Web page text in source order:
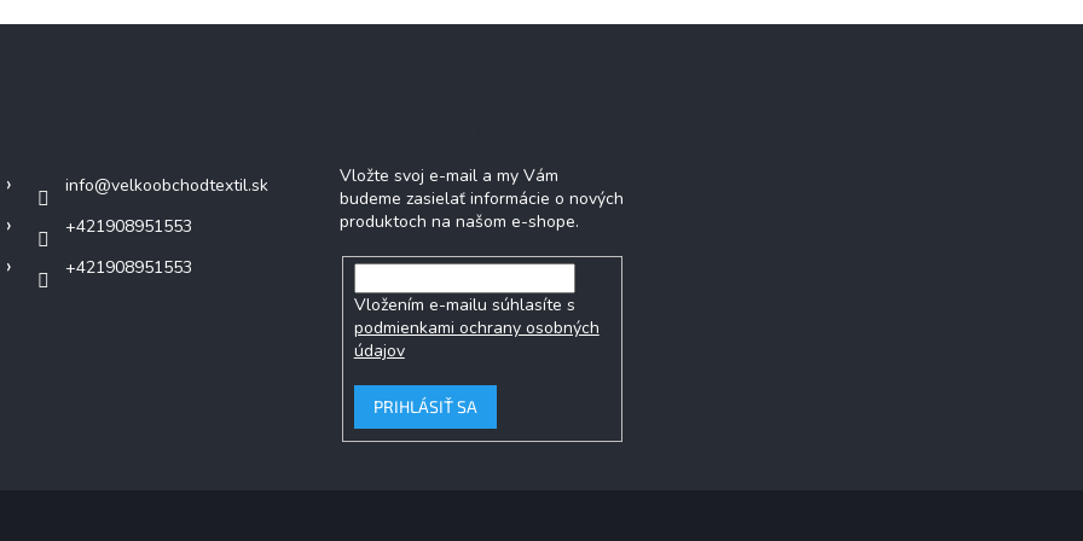
info@velkoobchodtextil.sk
+421908951553
+421908951553
Vložte svoj e-mail a my Vám
budeme zasielať informácie o nových
produktoch na našom e-shope.
Vložením e-mailu súhlasíte s
podmienkami ochrany osobných
údajov
PRIHLÁSIŤ SA